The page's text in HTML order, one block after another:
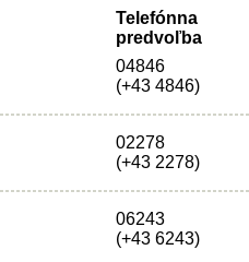
Telefónna
predvoľba
04846
(+43 4846)
02278
(+43 2278)
06243
(+43 6243)